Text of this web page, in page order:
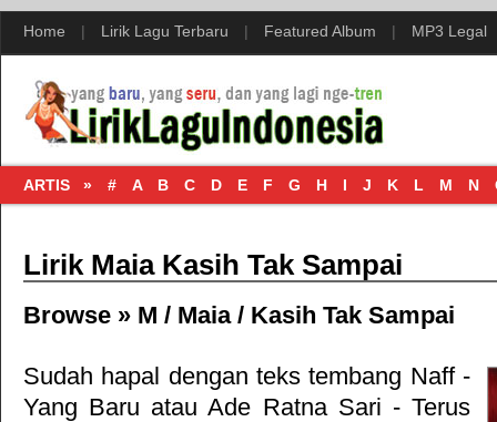
Home | Lirik Lagu Terbaru | Featured Album | MP3 Legal
ARTIS » # A B C D E F G H I J K L M N
Lirik Maia Kasih Tak Sampai
Browse » M / Maia/ Kasih Tak Sampai
Sudah hapal dengan teks tembang Naff -
Yang Baru atauAde Ratna Sari - Terus